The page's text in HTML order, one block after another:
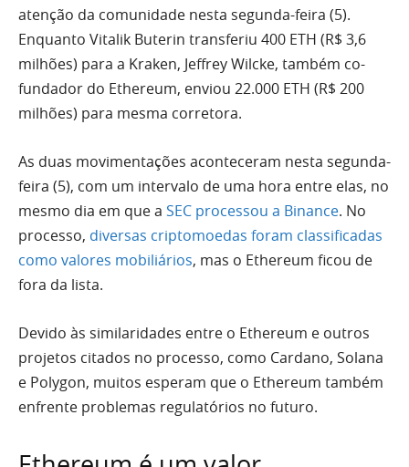
atenção da comunidade nesta segunda-feira (5).
Enquanto Vitalik Buterin transferiu 400 ETH (R$ 3,6
milhões) para a Kraken, Jeffrey Wilcke, também co-
fundador do Ethereum, enviou 22.000 ETH (R$ 200
milhões) para mesma corretora.
As duas movimentações aconteceram nesta segunda-
feira (5), com um intervalo de uma hora entre elas, no
mesmo dia em que a SEC processou a Binance. No
processo, diversas criptomoedas foram classificadas
como valores mobiliários, mas o Ethereum ficou de
fora da lista.
Devido às similaridades entre o Ethereum e outros
projetos citados no processo, como Cardano, Solana
e Polygon, muitos esperam que o Ethereum também
enfrente problemas regulatórios no futuro.